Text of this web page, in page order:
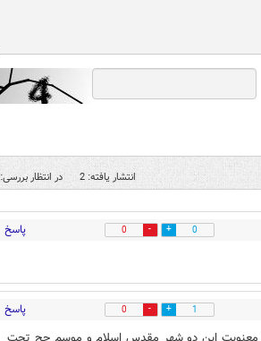
انتشار یافته: 2 در انتظار بررسی: 1
0
0 پاسخ
1
0 پاسخ